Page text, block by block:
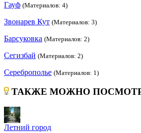
Гауф (Материалов: 4)
Звонарев Кут (Материалов: 3)
Барсуковка (Материалов: 2)
Сегизбай (Материалов: 2)
Сереброполье (Материалов: 1)
ТАКЖЕ МОЖНО
Летний город